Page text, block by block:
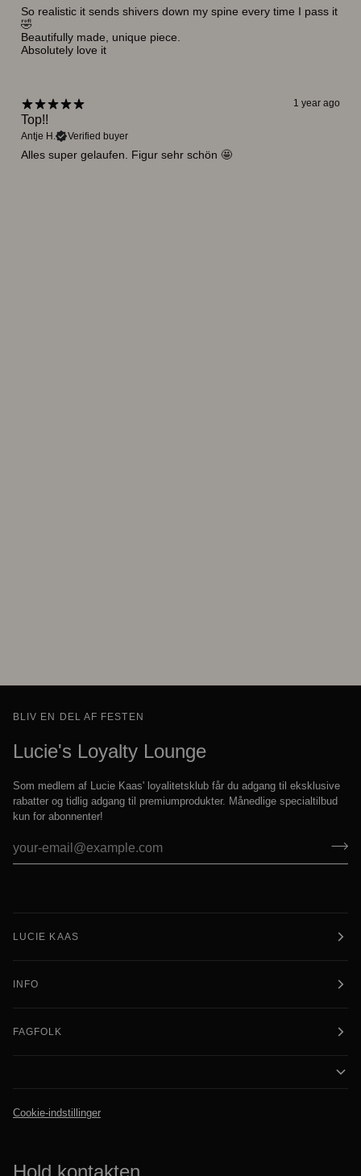
So realistic it sends shivers down my spine every time I pass it
🤣
Beautifully made, unique piece.
Absolutely love it
1 year ago
Top!!
Antje H. Verified buyer
Alles super gelaufen. Figur sehr schön 🤩
BLIV EN DEL AF FESTEN
Lucie's Loyalty Lounge
Som medlem af Lucie Kaas' loyalitetsklub får du adgang til eksklusive
rabatter og tidlig adgang til premiumprodukter. Månedlige specialtilbud
kun for abonnenter!
LUCIE KAAS
INFO
FAGFOLK
Cookie-indstillinger
Hold kontakten.